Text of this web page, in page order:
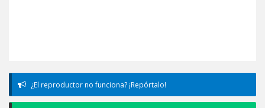
¿El reproductor no funciona? ¡Repórtalo!